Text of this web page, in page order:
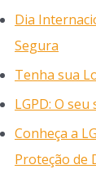
Dia
Segura
Tenha sua
LGPD: O
Conheça a
Proteção de